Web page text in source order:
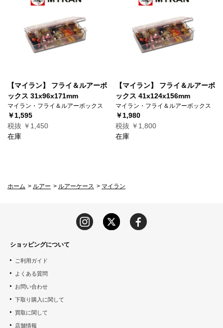
【マイラン】 フライ＆ルアーボ
ックス 31x96x171mm
マイラン・フライ＆ルアーボックス
￥1,595
税抜 ￥1,450
在庫
【マイラン】 フライ＆ルアーボ
ックス 41x124x156mm
マイラン・フライ＆ルアーボックス
￥1,980
税抜 ￥1,800
在庫
ホーム > ルアー > ルアーケース > マイラン
ショッピングについて
ご利用ガイド
よくある質問
お問い合わせ
下取り購入に関して
買取に関して
店舗情報